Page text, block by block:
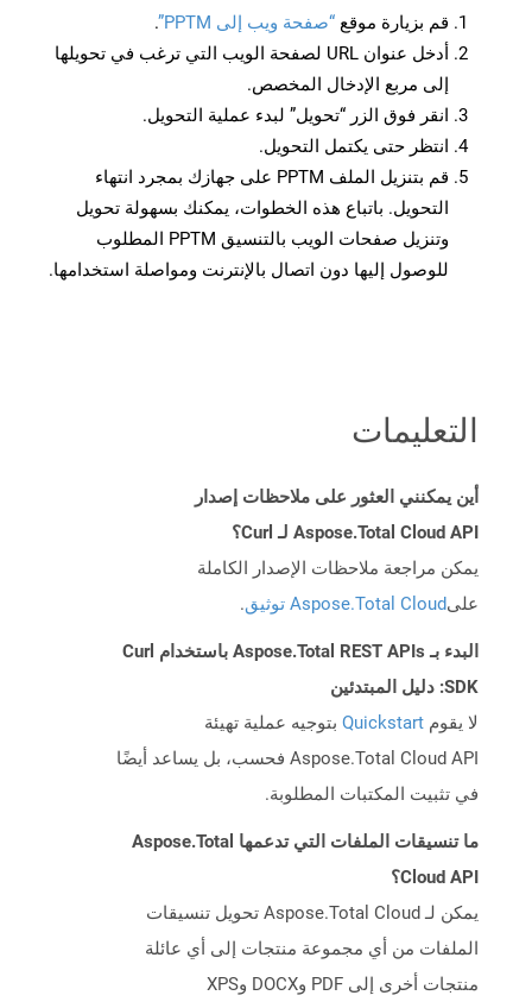
قم بزيارة موقع “صفحة ويب إلى PPTM”
.
أدخل عنوان URL لصفحة الويب التي ترغب في تحويلها
إلى مربع الإدخال المخصص.
انقر فوق الزر “تحويل” لبدء عملية التحويل.
انتظر حتى يكتمل التحويل.
قم بتنزيل الملف PPTM على جهازك بمجرد انتهاء
التحويل. باتباع هذه الخطوات، يمكنك بسهولة تحويل
وتنزيل صفحات الويب بالتنسيق PPTM المطلوب
للوصول إليها دون اتصال بالإنترنت ومواصلة استخدامها.
التعليمات
أين يمكنني العثور على ملاحظات إصدار
Aspose.Total Cloud API لـ Curl؟
يمكن مراجعة ملاحظات الإصدار الكاملة
علىAspose.Total Cloud توثيق .
البدء بـ Aspose.Total REST APIs باستخدام Curl
SDK: دليل المبتدئين
لا يقوم Quickstart بتوجيه عملية تهيئة
Aspose.Total Cloud API فحسب، بل يساعد أيضًا
في تثبيت المكتبات المطلوبة.
ما تنسيقات الملفات التي تدعمها Aspose.Total
Cloud API؟
يمكن لـ Aspose.Total Cloud تحويل تنسيقات
الملفات من أي مجموعة منتجات إلى أي عائلة
منتجات أخرى إلى PDF وDOCX وXPS